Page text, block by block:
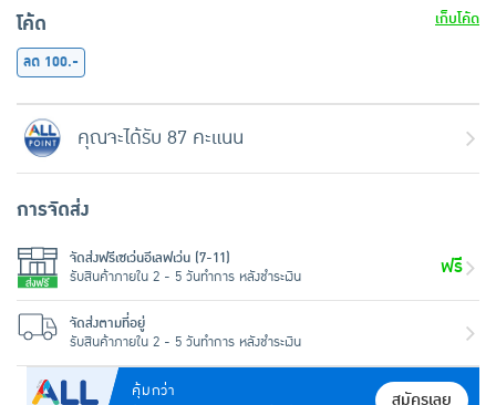
คุ้มกว่า
โค้ด
เก็บโค้ด
ลด 100.-
คุณจะได้รับ 87 คะแนน
การจัดส่ง
จัดส่งฟรีเซเว่นอีเลฟเว่น (7-11)
รับสินค้าภายใน 2 - 5 วันทำการ หลังชำระเงิน
ฟรี
จัดส่งตามที่อยู่
รับสินค้าภายใน 2 - 5 วันทำการ หลังชำระเงิน